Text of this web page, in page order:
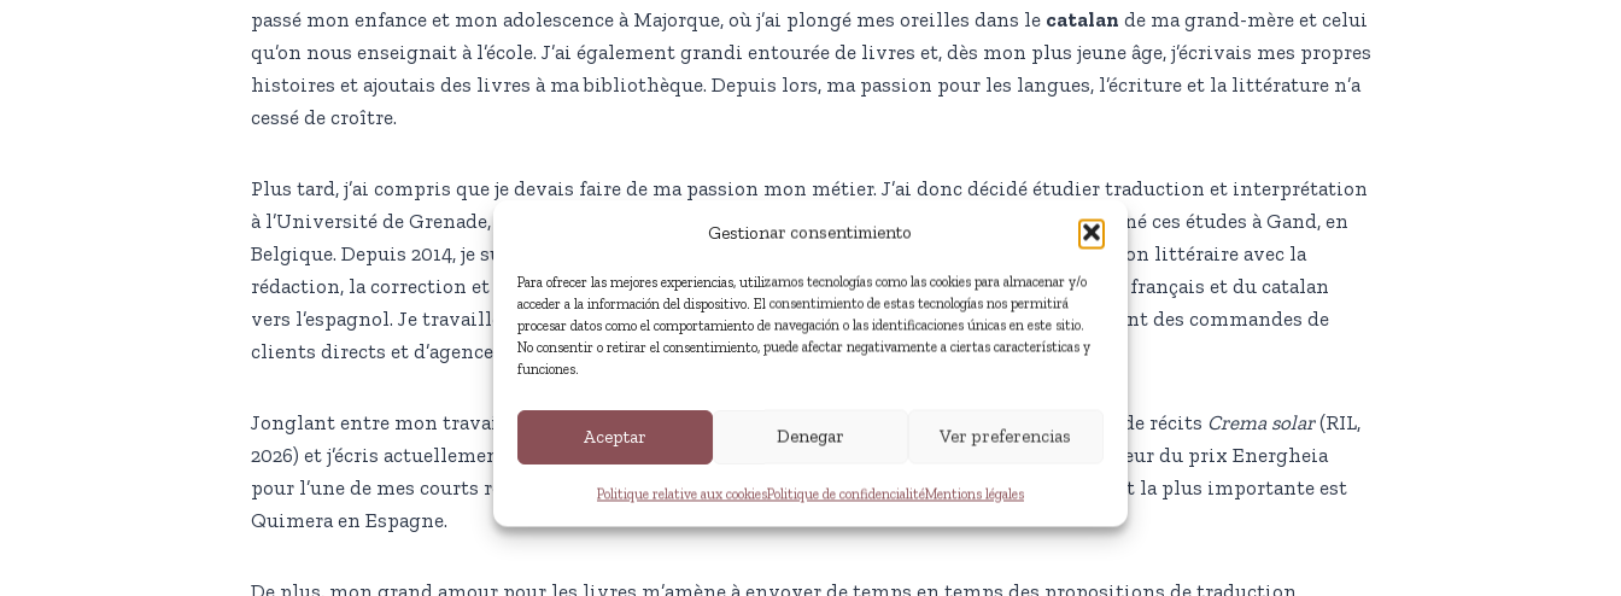
Gestionar consentimiento
Para ofrecer las mejores experiencias, utilizamos tecnologías como las cookies para almacenar y/o
acceder a la información del dispositivo. El consentimiento de estas tecnologías nos permitirá
procesar datos como el comportamiento de navegación o las identificaciones únicas en este sitio.
No consentir o retirar el consentimiento, puede afectar negativamente a ciertas características y
funciones.
Aceptar Denegar Ver preferencias
Politique relative aux cookiesPolitique de confidencialitéMentions légales
passé mon enfance et mon adolescence à Majorque, où j’ai plongé mes oreilles dans le catalan de ma grand-mère et celui
qu’on nous enseignait à l’école. J’ai également grandi entourée de livres et, dès mon plus jeune âge, j’écrivais mes propres
histoires et ajoutais des livres à ma bibliothèque. Depuis lors, ma passion pour les langues, l’écriture et la littérature n’a
cessé de croître.
Plus tard, j’ai compris que je devais faire de ma passion mon métier. J’ai donc décidé étudier traduction et interprétation
à l’Université de Grenade, en me spécialisant en
anglais français et néerlandais
, et j’ai terminé ces études à Gand, en
Belgique. Depuis 2014, je suis traductrice indépendante à temps plein et je combine la traduction littéraire avec la
rédaction, la correction et la traduction de tous types de textes du néerlandais, de l’anglais, du français et du catalan
vers l’espagnol. Je travaille principalement pour des maisons d’édition, mais je reçois également des commandes de
clients directs et d’agences de traduction.
Jonglant entre mon travail de traductrice et ma création littéraire, je suis l’auteure du recueil de récits Crema solar(RIL,
2026) et j’écris actuellement un ouvrage narratif plus long. En 2023 j’ai reçu la mention d’honneur du prix Energheia
pour l’une de mes courts récits, et j’ai publié mes œuvres dans plusieurs revues littéraires, dont la plus importante est
Quimera en Espagne.
De plus, mon grand amour pour les livres m’amène à envoyer de temps en temps des propositions de traduction